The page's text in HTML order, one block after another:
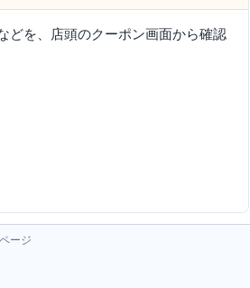
どを、店頭のクーポン画面から確認
ージ